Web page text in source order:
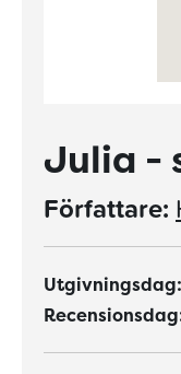
Julia -
Författare:
Utgivningsdag: